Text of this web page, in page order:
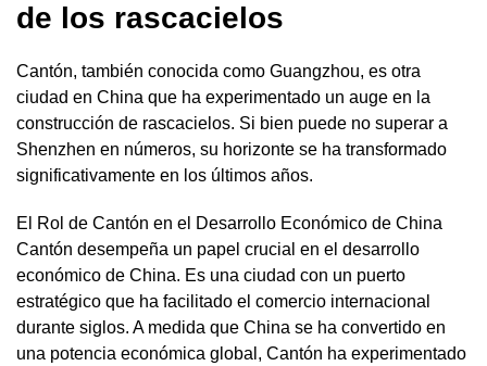
de los rascacielos
Cantón, también conocida como Guangzhou, es otra
ciudad en China que ha experimentado un auge en la
construcción de rascacielos. Si bien puede no superar a
Shenzhen en números, su horizonte se ha transformado
significativamente en los últimos años.
El Rol de Cantón en el Desarrollo Económico de China
Cantón desempeña un papel crucial en el desarrollo
económico de China. Es una ciudad con un puerto
estratégico que ha facilitado el comercio internacional
durante siglos. A medida que China se ha convertido en
una potencia económica global, Cantón ha experimentado